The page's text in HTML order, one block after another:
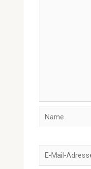
Name
E-
Mail-